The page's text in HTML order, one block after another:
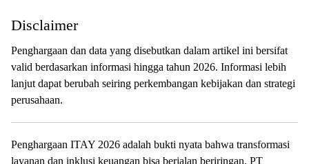
Disclaimer
Penghargaan dan data yang disebutkan dalam artikel ini bersifat
valid berdasarkan informasi hingga tahun 2026. Informasi lebih
lanjut dapat berubah seiring perkembangan kebijakan dan strategi
perusahaan.
Penghargaan ITAY 2026 adalah bukti nyata bahwa transformasi
layanan dan inklusi keuangan bisa berjalan beriringan. PT